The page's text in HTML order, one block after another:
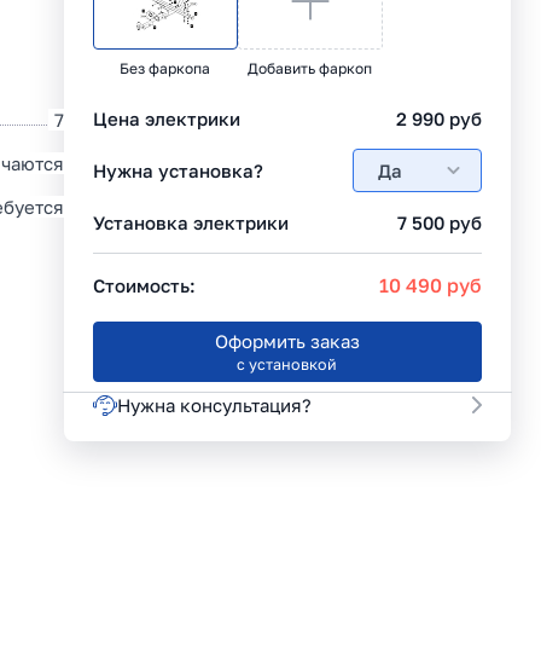
7
Без фаркопа Добавить фаркоп
Цена электрики 2 990руб
Нужна установка? Да
Установка электрики 7 500 руб
Стоимость: 10 490руб
Оформить заказ
с установкой
Нужна консультация?